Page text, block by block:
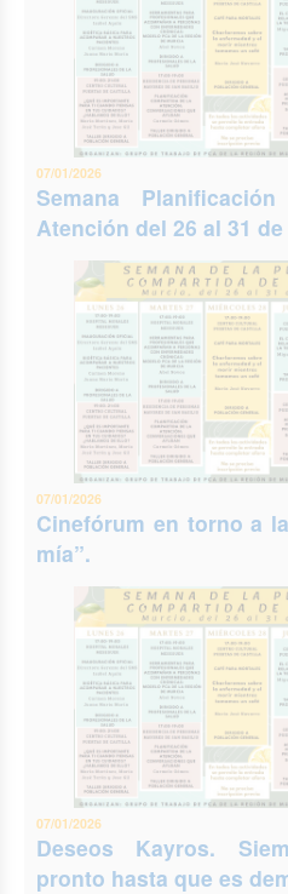
07/01/2026
Semana
Atención del 26 al 31
07/01/2026
Cinefórum en torno a
mía”.
07/01/2026
Deseos Kayros.
pronto hasta que es